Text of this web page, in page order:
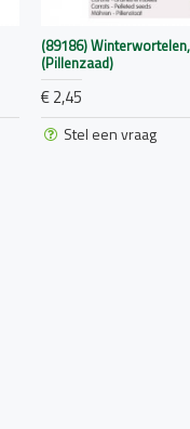
(89186)
(Pillenzaad)
€ 2,45
Stel een vraag